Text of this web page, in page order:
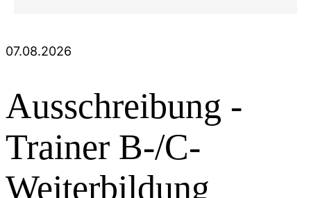
07.08.2026
Ausschreibung -
Trainer B-/C-
Weiterbildung